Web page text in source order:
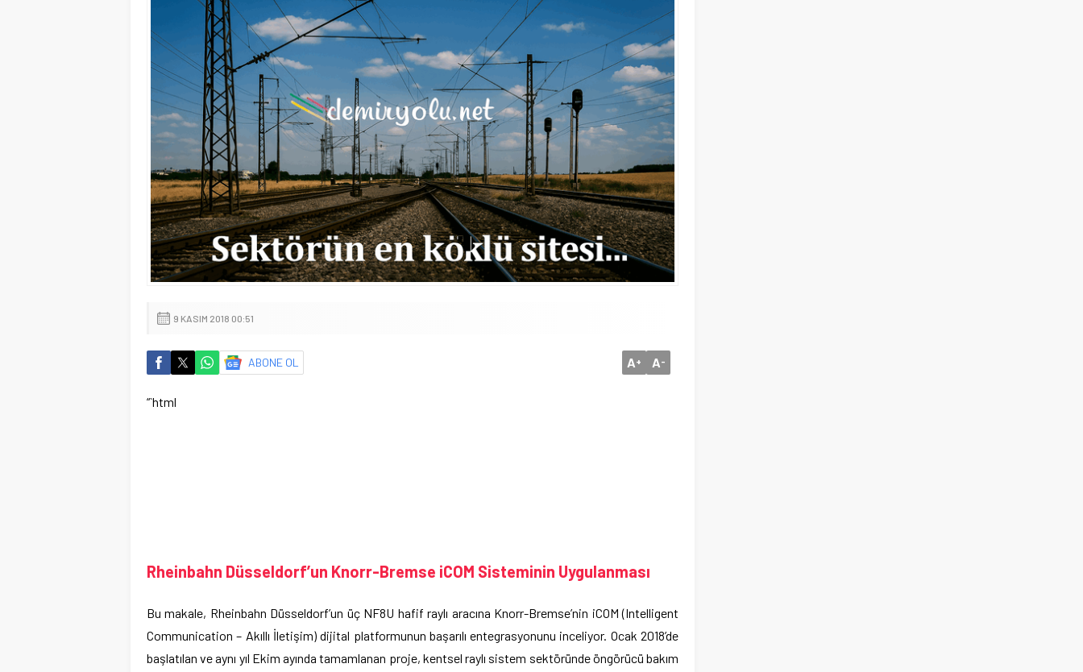
9 KASIM 2018 00:51
ABONE OL A+ A-
“`html
Rheinbahn Düsseldorf’un Knorr-Bremse iCOM Sisteminin Uygulanması
Bu makale, Rheinbahn Düsseldorf’un üç NF8U hafif raylı aracına Knorr-Bremse’nin iCOM (Intelligent
Communication – Akıllı İletişim) dijital platformunun başarılı entegrasyonunu inceliyor. Ocak 2018’de
başlatılan ve aynı yıl Ekim ayında tamamlanan proje, kentsel raylı sistem sektöründe öngörücü bakım